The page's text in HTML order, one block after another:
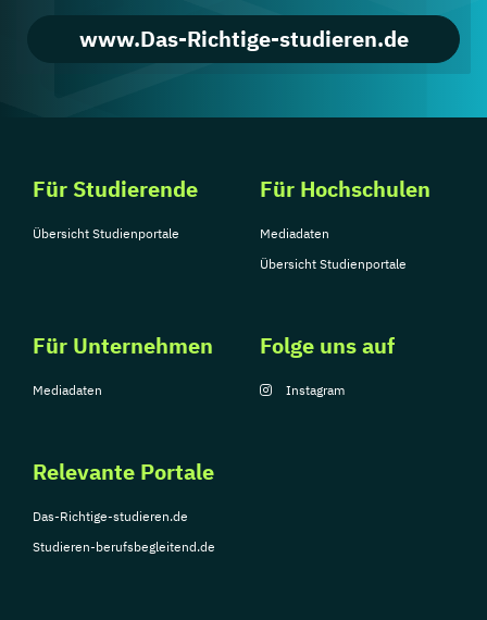
www.Das-Richtige-studieren.de
Für Studierende
Übersicht Studienportale
Für Hochschulen
Mediadaten
Übersicht Studienportale
Für Unternehmen
Mediadaten
Relevante Portale
Das-Richtige-studieren.de
Studieren-berufsbegleitend.de
Folge uns auf
Instagram